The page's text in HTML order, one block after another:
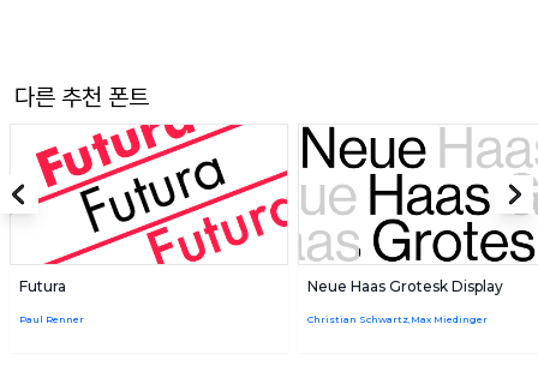
다른 추천 폰트
Futura
Paul Renner
Neue Haas Grotesk Display
Christian Schwartz,Max Miedinger